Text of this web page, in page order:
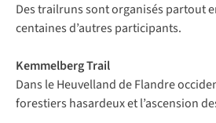
Destrailrunssont organisés partout
centaines d’autres participants.
Kemmelberg Trail
Dans le Heuvelland de Flandre
forestiers hasardeux et l’ascension